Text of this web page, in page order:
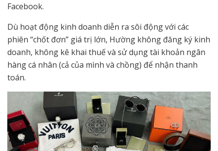
Facebook.
Dù hoạt động kinh doanh diễn ra sôi động với các
phiên “chốt đơn” giá trị lớn, Hường không đăng ký kinh
doanh, không kê khai thuế và sử dụng tài khoản ngân
hàng cá nhân (cả của mình và chồng) để nhận thanh
toán.